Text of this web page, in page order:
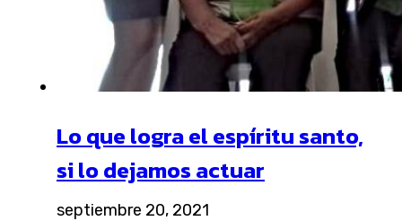
Lo que logra el espíritu santo,
si lo dejamos actuar
septiembre 20, 2021